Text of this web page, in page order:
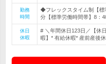
勤務
時間
◆フレックスタイム制【標
分【標準労働時間帯】8：
休日
休暇
# ＼年間休日123日／【休
暇】* 有給休暇* 産前産後